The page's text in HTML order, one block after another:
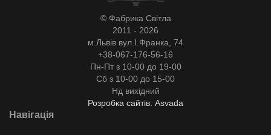
© Фабрика Світла
2011 - 2026
м.Львів вул.І.Франка, 74
+38-067-176-56-16
Пн-Пт з 10-00 до 19-00
Сб з 10-00 до 15-00
Нд вихідний
Розробка сайтів: Asvada
Навігація